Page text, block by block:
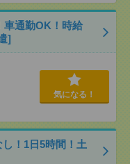
車通勤OK！時給
]
気になる！
し！1日5時間！土